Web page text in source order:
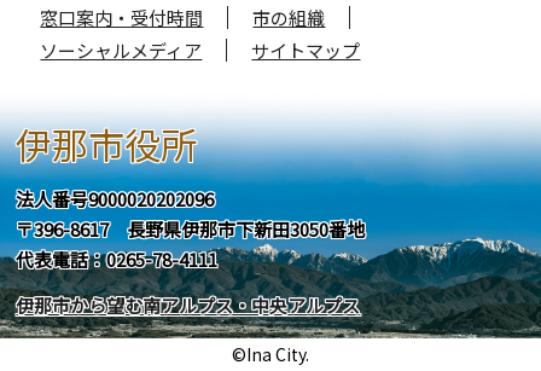
窓口案内・受付時間
市の組織
ソーシャルメディア
サイトマップ
伊那市役所
法人番号9000020202096
〒396-8617 長野県伊那市下新田3050番地
代表電話：0265-78-4111
伊那市から望む南アルプス・中央アルプス
©Ina City.